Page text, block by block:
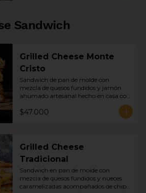
Sandwich
Grilled Cheese Monte
Cristo
Sandwich de pan de molde con
mezcla de quesos fundidos y jamón
ahumado artesanal hecho en casa con
nueces caramelizadas acompañado
con chips de papa y sopa del día
$47.000
Grilled Cheese
Tradicional
Sandwich en pan de molde con
mezcla de quesos fundidos y nueces
caramelizadas acompañados de chips